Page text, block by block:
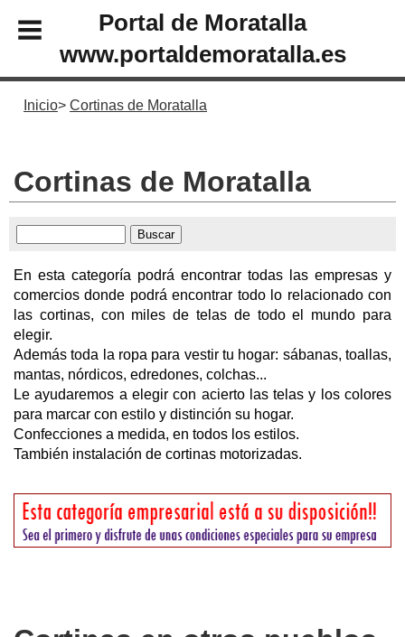
Portal de Moratalla
www.portaldemoratalla.es
Inicio Cortinas de Moratalla
Cortinas de Moratalla
En esta categoría podrá encontrar todas las empresas y
comercios donde podrá encontrar todo lo relacionado con
las cortinas, con miles de telas de todo el mundo para
elegir.
Además toda la ropa para vestir tu hogar: sábanas, toallas,
mantas, nórdicos, edredones, colchas...
Le ayudaremos a elegir con acierto las telas y los colores
para marcar con estilo y distinción su hogar.
Confecciones a medida, en todos los estilos.
También instalación de cortinas motorizadas.